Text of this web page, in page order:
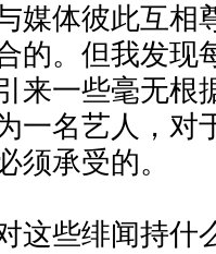
媒体彼此互相
的。但我发现
来一些毫无根
一名艺人，对
须承受的。
些绯闻持什